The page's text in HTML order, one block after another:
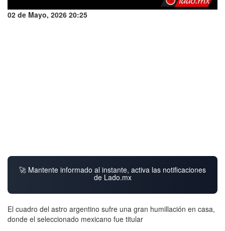
02 de Mayo, 2026 20:25
🚀 Mantente informado al instante, activa las notificaciones
de Lado.mx
El cuadro del astro argentino sufre una gran humillación en casa,
donde el seleccionado mexicano fue titular